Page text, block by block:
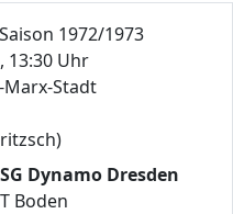
1972/1973
13:30 Uhr
Marx-Stadt
SG Dynamo Dresden
T Boden